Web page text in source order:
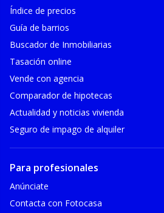
Índice de precios
Guía de barrios
Buscador de Inmobiliarias
Tasación online
Vende con agencia
Comparador de hipotecas
Actualidad y noticias vivienda
Seguro de impago de alquiler
Para profesionales
Anúnciate
Contacta con Fotocasa